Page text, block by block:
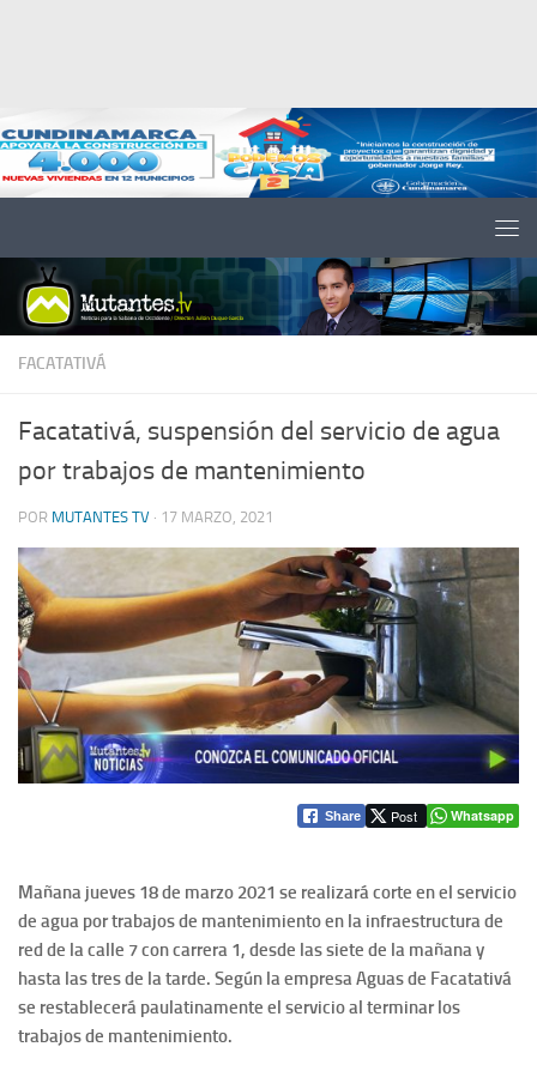
FACATATIVÁ
Facatativá, suspensión del servicio de agua
por trabajos de mantenimiento
POR MUTANTES TV · 17 MARZO, 2021
Share Post Whatsapp
Mañana jueves 18 de marzo 2021 se realizará corte en el servicio
de agua por trabajos de mantenimiento en la infraestructura de
red de la calle 7 con carrera 1, desde las siete de la mañana y
hasta las tres de la tarde. Según la empresa Aguas de Facatativá
se restablecerá paulatinamente el servicio al terminar los
trabajos de mantenimiento.